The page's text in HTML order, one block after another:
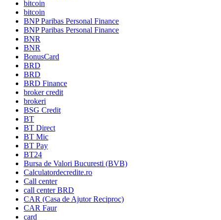
bitcoin
bitcoin
BNP Paribas Personal Finance
BNP Paribas Personal Finance
BNR
BNR
BonusCard
BRD
BRD
BRD Finance
broker credit
brokeri
BSG Credit
BT
BT Direct
BT Mic
BT Pay
BT24
Bursa de Valori Bucuresti (BVB)
Calculatordecredite.ro
Call center
call center BRD
CAR (Casa de Ajutor Reciproc)
CAR Faur
card